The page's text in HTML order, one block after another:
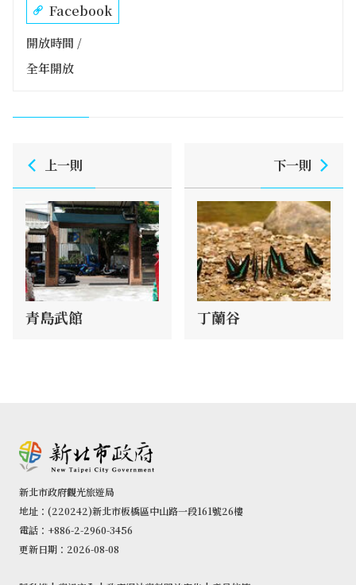
Facebook
開放時間 /
全年開放
上一則
青島武館
下一則
丁蘭谷
新北市政府觀光旅遊局
地址：(220242)新北市板橋區中山路一段161號26樓
電話：+886-2-2960-3456
更新日期：2026-08-08